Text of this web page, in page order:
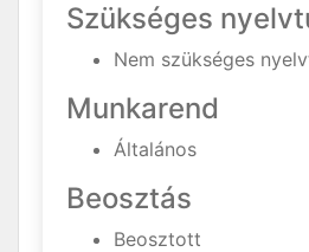
Szükséges
Nem szükséges
Munkarend
Általános
Beosztás
Beosztott